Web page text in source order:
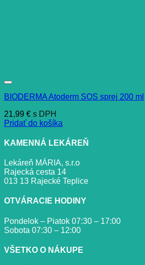
BIODERMA Atoderm SOS sprej 200 ml
21,99 € s DPH
Pridať do košíka
KAMENNÁ LEKÁREŇ
Lekáreň MÁRIA, s.r.o
Rajecká cesta 14
013 13 Rajecké Teplice
OTVÁRACIE HODINY
Pondelok – Piatok 07:30 – 17:00
Sobota 07:30 – 12:00
VŠETKO O NÁKUPE